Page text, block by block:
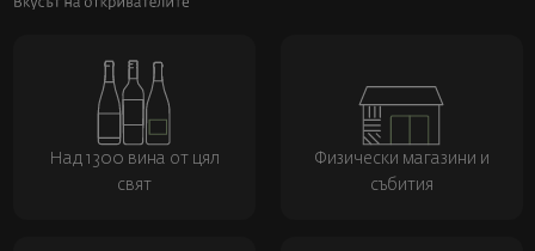
Над 1300 вина от цял
свят
Физически магазини и
събития